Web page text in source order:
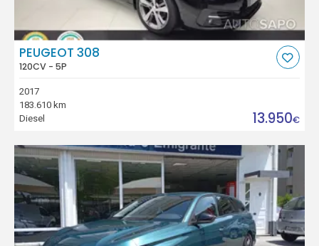
PEUGEOT 308
120CV - 5P
2017
183.610 km
Diesel
13.950€